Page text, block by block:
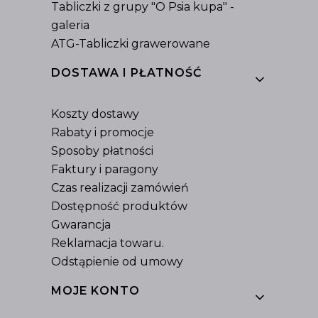
Tabliczki z grupy "O Psia kupa" -
galeria
ATG-Tabliczki grawerowane
DOSTAWA I PŁATNOŚĆ
Koszty dostawy
Rabaty i promocje
Sposoby płatności
Faktury i paragony
Czas realizacji zamówień
Dostępność produktów
Gwarancja
Reklamacja towaru.
Odstąpienie od umowy
MOJE KONTO